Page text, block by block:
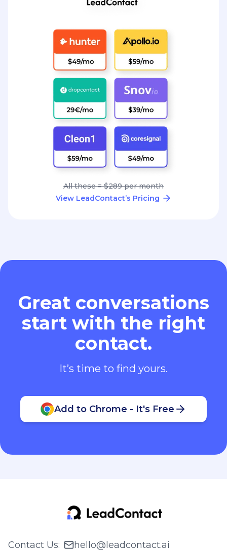
All these = $289 per month
View LeadContact’s Pricing
Great conversations
start with the right
contact.
It’s time to find yours.
Add to Chrome - It's Free
Contact Us: hello@leadcontact.ai